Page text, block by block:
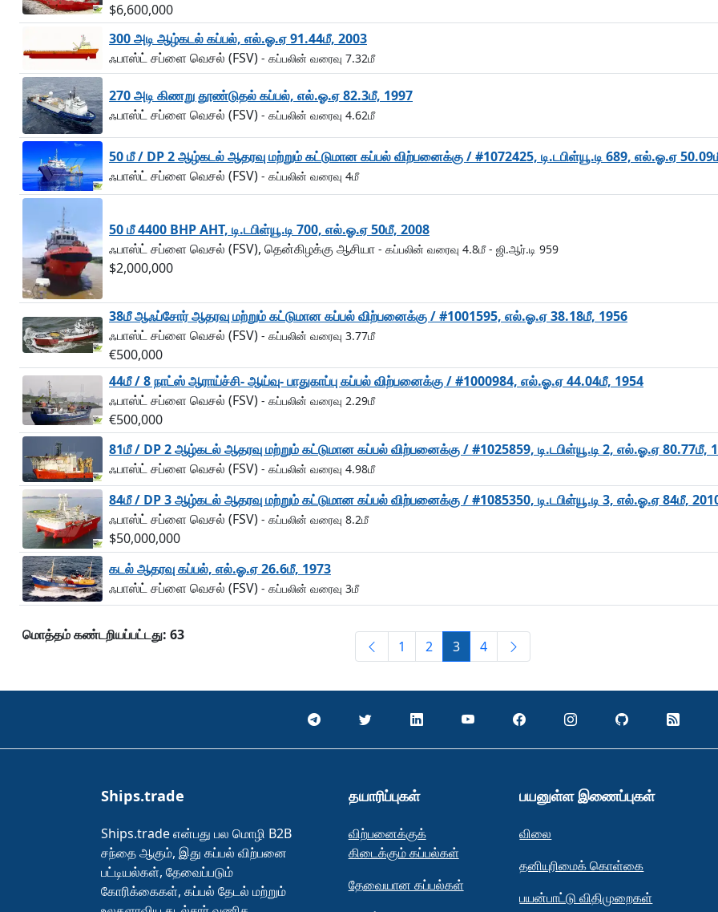
$6,600,000
300 அடி ஆழ்கடல் கப்பல், எல்.ஓ.ஏ 91.44மீ, 2003
ஃபாஸ்ட் சப்ளை வெசல் (FSV) - கப்பலின் வரைவு 7.32மீ
270 அடி கிணறு தூண்டுதல் கப்பல், எல்.ஓ.ஏ 82.3மீ, 1997
ஃபாஸ்ட் சப்ளை வெசல் (FSV) - கப்பலின் வரைவு 4.62மீ
50 மீ / DP 2 ஆழ்கடல் ஆதரவு மற்றும் கட்டுமான கப்பல் விற்பனைக்கு / #1072425, டி.டபிள்யூ.டி 689, எல்.ஓ.ஏ
ஃபாஸ்ட் சப்ளை வெசல் (FSV) - கப்பலின் வரைவு 4மீ
50 மீ 4400 BHP AHT, டி.டபிள்யூ.டி 700, எல்.ஓ.ஏ 50மீ, 2008
ஃபாஸ்ட் சப்ளை வெசல் (FSV), தென்கிழக்கு ஆசியா - கப்பலின் வரைவு 4.8மீ - ஜி.ஆர்.டி 959
$2,000,000
38மீ ஆஃப்சோர் ஆதரவு மற்றும் கட்டுமான கப்பல் விற்பனைக்கு / #1001595, எல்.ஓ.ஏ 38.18மீ, 1956
ஃபாஸ்ட் சப்ளை வெசல் (FSV) - கப்பலின் வரைவு 3.77மீ
€500,000
44மீ / 8 நாட்ஸ் ஆராய்ச்சி- ஆய்வு- பாதுகாப்பு கப்பல் விற்பனைக்கு / #1000984, எல்.ஓ.ஏ 44.04மீ, 1954
ஃபாஸ்ட் சப்ளை வெசல் (FSV) - கப்பலின் வரைவு 2.29மீ
€500,000
81மீ / DP 2 ஆழ்கடல் ஆதரவு மற்றும் கட்டுமான கப்பல் விற்பனைக்கு / #1025859, டி.டபிள்யூ.டி 2, எல்.ஓ.ஏ 80.77மீ,
ஃபாஸ்ட் சப்ளை வெசல் (FSV) - கப்பலின் வரைவு 4.98மீ
84மீ / DP 3 ஆழ்கடல் ஆதரவு மற்றும் கட்டுமான கப்பல் விற்பனைக்கு / #1085350, டி.டபிள்யூ.டி 3, எல்.ஓ.ஏ 84மீ,
ஃபாஸ்ட் சப்ளை வெசல் (FSV) - கப்பலின் வரைவு 8.2மீ
$50,000,000
கடல் ஆதரவு கப்பல், எல்.ஓ.ஏ 26.6மீ, 1973
ஃபாஸ்ட் சப்ளை வெசல் (FSV) - கப்பலின் வரைவு 3மீ
மொத்தம் கண்டறியப்பட்டது: 63
1 2 3 4
Ships.trade
Ships.trade என்பது பல மொழி B2B
சந்தை ஆகும், இது கப்பல் விற்பனை
பட்டியல்கள், தேவைப்படும்
கோரிக்கைகள், கப்பல் தேடல் மற்றும்
தயாரிப்புகள்
விற்பனைக்குக்
கிடைக்கும் கப்பல்கள்
தேவையான கப்பல்கள்
பயனுள்ள இணைப்புகள்
விலை
தனியுரிமைக் கொள்கை
பயன்பாட்டு விதிமுறைகள்